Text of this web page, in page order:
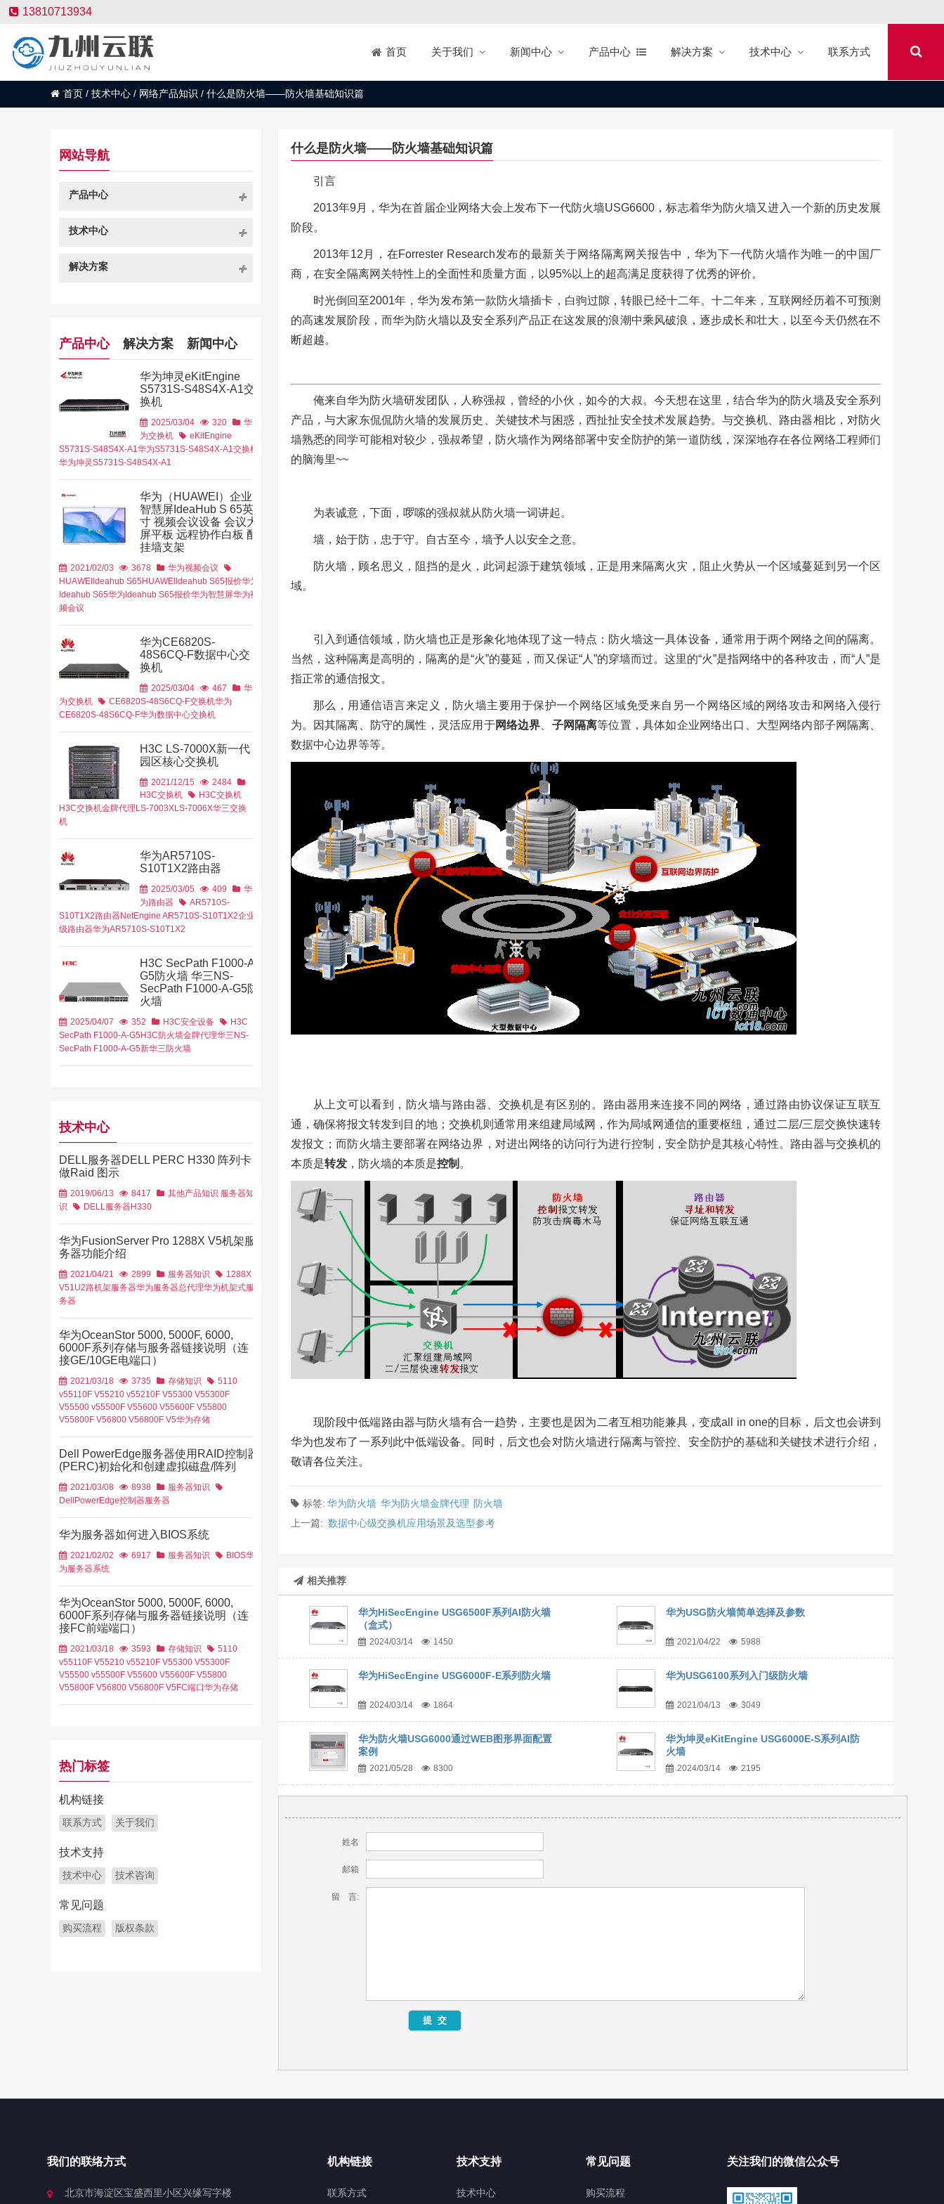
13810713934
首页 关于我们 新闻中心 产品中心 解决方案 技术中心 联系方式
首页 / 技术中心 / 网络产品知识 / 什么是防火墙——防火墙基础知识篇
什么是防火墙——防火墙基础知识篇
引言
2013年9月，华为在首届企业网络大会上发布下一代防火墙USG6600，标志着华为防火墙又进入一个新的历史发展
阶段。
2013年12月，在Forrester Research发布的最新关于网络隔离网关报告中，华为下一代防火墙作为唯一的中国厂
商，在安全隔离网关特性上的全面性和质量方面，以95%以上的超高满足度获得了优秀的评价。
时光倒回至2001年，华为发布第一款防火墙插卡，白驹过隙，转眼已经十二年。十二年来，互联网经历着不可预测
的高速发展阶段，而华为防火墙以及安全系列产品正在这发展的浪潮中乘风破浪，逐步成长和壮大，以至今天仍然在不
断超越。
俺来自华为防火墙研发团队，人称强叔，曾经的小伙，如今的大叔。今天想在这里，结合华为的防火墙及安全系列
产品，与大家东侃侃防火墙的发展历史、关键技术与困惑，西扯扯安全技术发展趋势。与交换机、路由器相比，对防火
墙熟悉的同学可能相对较少，强叔希望，防火墙作为网络部署中安全防护的第一道防线，深深地存在各位网络工程师们
的脑海里~~
为表诚意，下面，啰嗦的强叔就从防火墙一词讲起。
墙，始于防，忠于守。自古至今，墙予人以安全之意。
防火墙，顾名思义，阻挡的是火，此词起源于建筑领域，正是用来隔离火灾，阻止火势从一个区域蔓延到另一个区
域。
引入到通信领域，防火墙也正是形象化地体现了这一特点：防火墙这一具体设备，通常用于两个网络之间的隔离。
当然，这种隔离是高明的，隔离的是“火”的蔓延，而又保证“人”的穿墙而过。这里的“火”是指网络中的各种攻击，而“人”是
指正常的通信报文。
那么，用通信语言来定义，防火墙主要用于保护一个网络区域免受来自另一个网络区域的网络攻击和网络入侵行
为。因其隔离、防守的属性，灵活应用于网络边界 子网隔离等位置，具体如企业网络出口、大型网络内部子网隔离、
数据中心边界等等。
从上文可以看到，防火墙与路由器、交换机是有区别的。路由器用来连接不同的网络，通过路由协议保证互联互
通，确保将报文转发到目的地；交换机则通常用来组建局域网，作为局域网通信的重要枢纽，通过二层/三层交换快速转
发报文；而防火墙主要部署在网络边界，对进出网络的访问行为进行控制，安全防护是其核心特性。路由器与交换机的
本质是转发，防火墙的本质是控制 。
现阶段中低端路由器与防火墙有合一趋势，主要也是因为二者互相功能兼具，变成all in one的目标，后文也会讲到
华为也发布了一系列此中低端设备。同时，后文也会对防火墙进行隔离与管控、安全防护的基础和关键技术进行介绍，
敬请各位关注。
标签: 华为防火墙 华为防火墙金牌代理 防火墙
上一篇: 数据中心级交换机应用场景及选型参考
相关推荐
华为HiSecEngine USG6500F系列AI防火墙
（盒式）
2024/03/14 1450
华为USG防火墙简单选择及参数
2021/04/22 5988
华为HiSecEngine USG6000F-E系列防火墙
2024/03/14 1864
华为USG6100系列入门级防火墙
2021/04/13 3049
华为防火墙USG6000通过WEB图形界面配置
案例
2021/05/28 8300
华为坤灵eKitEngine USG6000E-S系列AI防
火墙
2024/03/14 2195
姓名
邮箱
留 言:
网站导航
产品中心
技术中心
解决方案
产品中心 解决方案 新闻中心
华为坤灵eKitEngine
S5731S-S48S4X-A1交
换机
2025/03/04 320
华
为交换机
eKitEngine
S5731S-S48S4X-A1华为S5731S-S48S4X-A1交换机
华为坤灵S5731S-S48S4X-A1
华为（HUAWEI）企业
智慧屏IdeaHub S 65英
寸 视频会议设备 会议大
屏平板 远程协作白板 配
挂墙支架
2021/02/03 3678
华为视频会议
HUAWEIIdeahub S65 HUAWEIIdeahub S65报价华为
Ideahub S65华为Ideahub S65报价华为智慧屏华为视
频会议
华为CE6820S-
48S6CQ-F数据中心交
换机
2025/03/04 467
华
为交换机
CE6820S-48S6CQ-F交换机华为
CE6820S-48S6CQ-F华为数据中心交换机
H3C LS-7000X新一代
园区核心交换机
2021/12/15
2484
H3C交换机
H3C交换机
H3C交换机金牌代理 LS-7003XLS-7006X华三交换
机
华为AR5710S-
S10T1X2路由器
2025/03/05 409
华
为路由器
AR5710S-
S10T1X2路由器NetEngine AR5710S-S10T1X2企业
级路由器华为AR5710S-S10T1X2
H3C SecPath F1000-A-
G5防火墙 华三NS-
SecPath F1000-A-G5防
火墙
2025/04/07 352 H3C安全设备
H3C
SecPath F1000-A-G5 H3C防火墙金牌代理华三NS-
SecPath F1000-A-G5新华三防火墙
融行业
解决方案
联网行业
SDN 云计算交换机
DELL高性能计算解决方
Dell EMCDELL解决方案戴尔易
戴尔移动办公解决方案
2021/01/14 3175
互
联网行业
教育行业 金融行业
戴尔解决方案
清华大学平安校园安防
系统采用华为敏捷交换
机构建网络核心平台
2019/06/13 3474
教
平安校园核心网络清华大学
北京政务云——华为云
解决方案
2021/03/24
府行业
华为云
解决方案
的必备选择
2025/02/26 919
产
品促销
H3C RT-MSR3610-X1-DP企业路由 千兆
2021/04/22
USG6300USG6300EUSG6500EUSG6600E
墙金牌代理
2021/03/18 3228
产
FusionSphere
虚拟化软件
2025《中国人工智能计
算力发展评估报告》发
布，算力规模将两年翻
985 行业资讯
华为S5735I-
H24U8S4XE-QA-V2工
业交换机｜24口千兆电
+8千兆光+4万兆，工业
级稳定组网
2026/04/16 135 产品促销
为什么选择华为服务
2021/04/01 2067
行
业资讯
GPU服务器
关键业务服务器，数据中心服务器
刀片服务器华为产
华为服务器金牌代理
机架服
高密服务器
技术中心
DELL服务器DELL PERC H330 阵列卡
做Raid 图示
2019/06/13 8417 其他产品知识 服务器知
识
DELL服务器H330
华为FusionServer Pro 1288X V5机架服
务器功能介绍
2021/04/21 2899 服务器知识
1288X
V51U2路机架服务器华为服务器总代理华为机架式服
务器
华为OceanStor 5000, 5000F, 6000,
6000F系列存储与服务器链接说明（连
接GE/10GE电端口）
2021/03/18 3735 存储知识
5110
v55110F V55210 v55210F V55300 V55300F
V55500 v55500F V55600 V55600F V55800
V55800F V56800 V56800F V5华为存储
Dell PowerEdge服务器使用RAID控制器
(PERC)初始化和创建虚拟磁盘/阵列
2021/03/08 8938
服务器知识
Dell
PowerEdge控制器服务器
华为服务器如何进入BIOS系统
2021/02/02 6917 服务器知识 BIOS华
为服务器系统
华为OceanStor 5000, 5000F, 6000,
6000F系列存储与服务器链接说明（连
接FC前端端口）
2021/03/18 3593 存储知识
5110
v55110F V55210 v55210F V55300 V55300F
V55500 v55500F V55600 V55600F V55800
V55800F V56800 V56800F V5 FC端口华为存储
热门标签
机构链接
联系方式 关于我们
技术支持
技术中心 技术咨询
常见问题
购买流程 版权条款
我们的联络方式
北京市海淀区宝盛西里小区兴缘写字楼
机构链接
联系方式
技术支持
技术中心
常见问题
购买流程
关注我们的微信公众号